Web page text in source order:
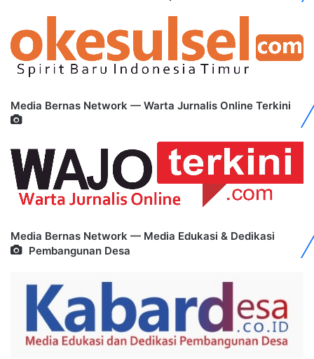
Media Bernas Network — Warta Jurnalis Online Terkini
Media Bernas Network — Media Edukasi & Dedikasi
Pembangunan Desa